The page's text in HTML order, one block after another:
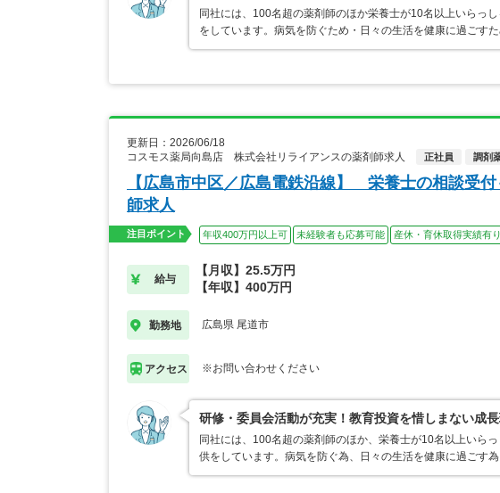
同社には、100名超の薬剤師のほか栄養士が10名以上いらっ
をしています。病気を防ぐため・日々の生活を健康に過ごす
更新日：2026/06/18
コスモス薬局向島店 株式会社リライアンスの薬剤師求人
正社員 調剤
【広島市中区／広島電鉄沿線】 栄養士の相談受
師求人
注目ポイント 年収400万円以上可 未経験者も応募可能 産休・育休取得実績有り
給与
【月収】25.5万円
【年収】400万円
勤務地 広島県 尾道市
アクセス ※お問い合わせください
研修・委員会活動が充実！教育投資を惜しまない成長
同社には、100名超の薬剤師のほか、栄養士が10名以上いら
供をしています。病気を防ぐ為、日々の生活を健康に過ごす為